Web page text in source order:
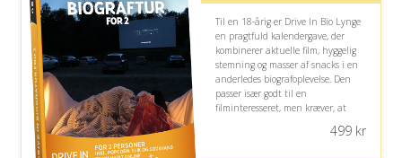
Til en 18-årig er Drive In Bio Lynge
en pragtfuld kalendergave, der
kombinerer aktuelle film, hyggelig
stemning og masser af snacks i en
anderledes biografoplevelse. Den
passer især godt til en
filminteresseret, men kræver, at
499kr